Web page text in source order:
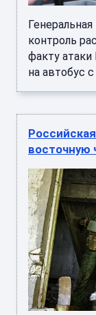
контроль
факту
на автобус
восточную